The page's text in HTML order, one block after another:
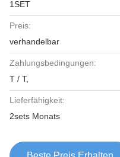
1SET
Preis:
verhandelbar
Zahlungsbedingungen:
T / T,
Lieferfähigkeit:
2sets Monats